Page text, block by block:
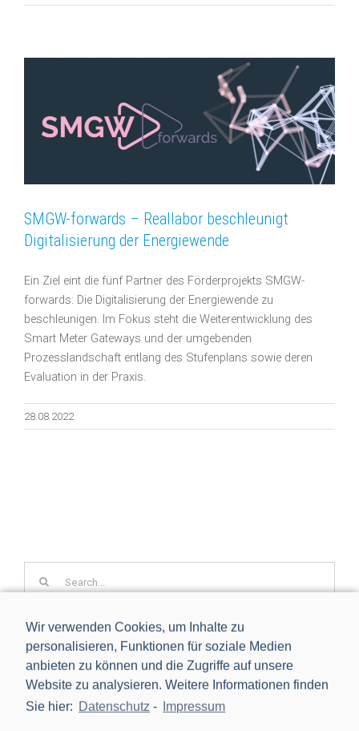
Wir verwenden Cookies, um Inhalte zu
personalisieren, Funktionen für soziale Medien
anbieten zu können und die Zugriffe auf unsere
Website zu analysieren. Weitere Informationen finden
Sie hier: Datenschutz - Impressum
SMGW-forwards – Reallabor beschleunigt
Digitalisierung der Energiewende
Ein Ziel eint die fünf Partner des Förderprojekts SMGW-
forwards: Die Digitalisierung der Energiewende zu
beschleunigen. Im Fokus steht die Weiterentwicklung des
Smart Meter Gateways und der umgebenden
Prozesslandschaft entlang des Stufenplans sowie deren
Evaluation in der Praxis.
28.08.2022
for:
STARTSEITE
Nach Kategorien suchen